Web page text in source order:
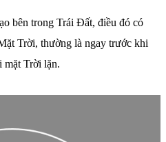
bên trong Trái Đất, điều đó có
Trời, thường là ngay trước khi
mặt Trời lặn.